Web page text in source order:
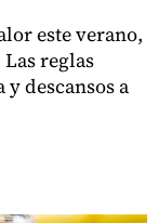
este verano,
reglas
descansos a